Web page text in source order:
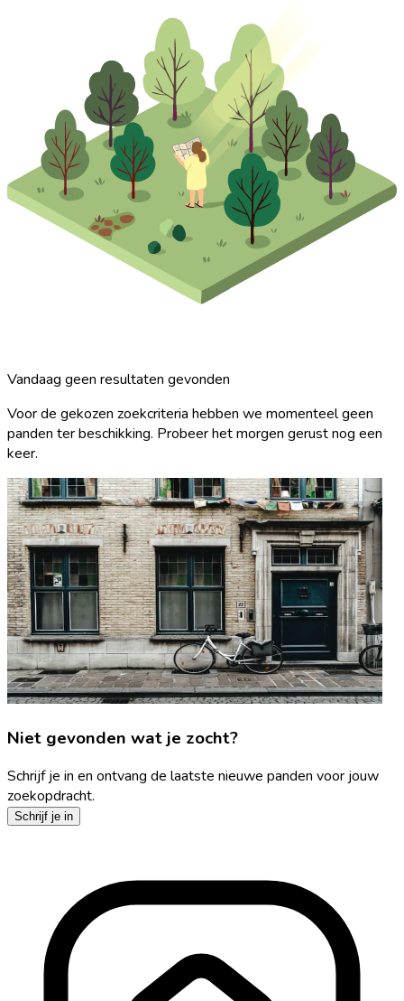
Vandaag geen resultaten gevonden
Voor de gekozen zoekcriteria hebben we momenteel geen
panden ter beschikking. Probeer het morgen gerust nog een
keer.
Niet gevonden wat je zocht?
Schrijf je in en ontvang de laatste nieuwe panden voor jouw
zoekopdracht.
Schrijf je in